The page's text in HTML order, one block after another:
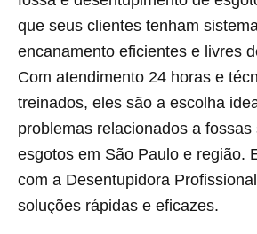
que seus clientes tenham
encanamento eficientes e livres
Com atendimento 24 horas e
treinados, eles são a escolha
problemas relacionados a fossas
esgotos em São Paulo e região.
com a Desentupidora
soluções rápidas e eficazes.